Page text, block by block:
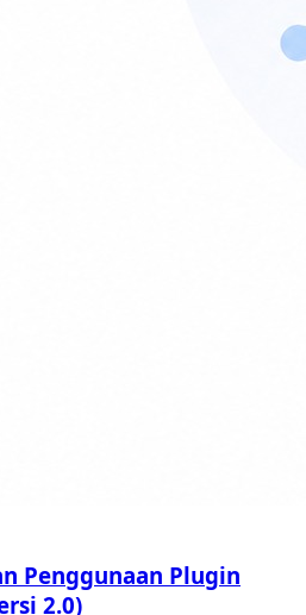
Penggunaan Plugin
2.0)